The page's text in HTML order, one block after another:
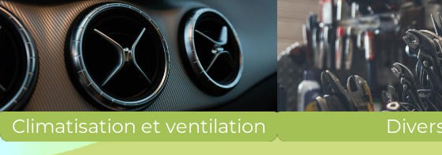
Climatisation et ventilation